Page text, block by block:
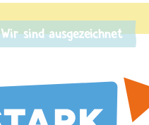
Wir sind ausgezeichnet